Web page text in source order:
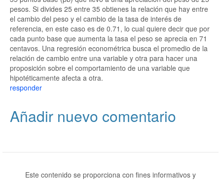
pesos. Si divides 25 entre 35 obtienes la relación que hay entre
el cambio del peso y el cambio de la tasa de interés de
referencia, en este caso es de 0.71, lo cual quiere decir que por
cada punto base que aumenta la tasa el peso se aprecia en 71
centavos. Una regresión econométrica busca el promedio de la
relación de cambio entre una variable y otra para hacer una
proposición sobre el comportamiento de una variable que
hipotéticamente afecta a otra.
responder
Añadir nuevo comentario
Este contenido se proporciona con fines informativos y